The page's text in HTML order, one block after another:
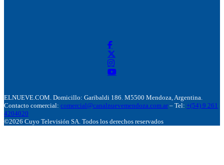
ELNUEVE.COM. Domicillo: Garibaldi 186. M5500 Mendoza, Argentina.
Contacto comercial: comercial@canalnuevemendoza.com.ar – Tel: +(54) 9 261
4204020
©2026 Cuyo Televisión SA. Todos los derechos reservados